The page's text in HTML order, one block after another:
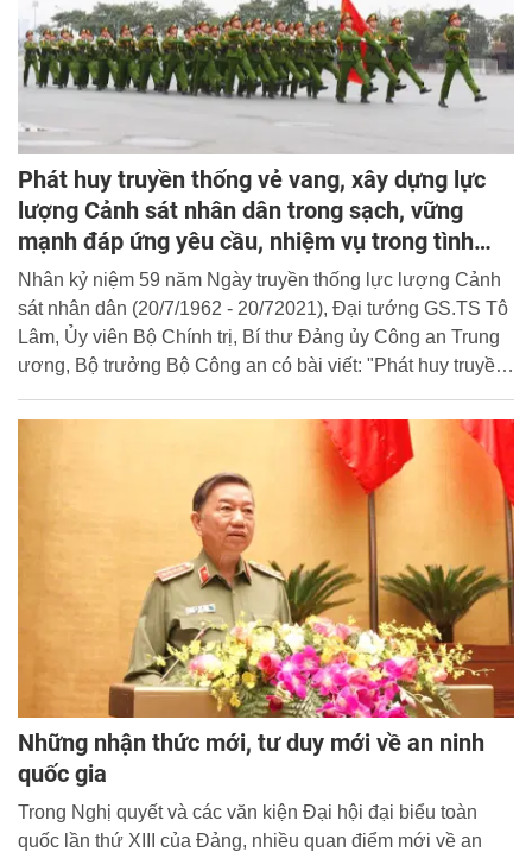
Phát huy truyền thống vẻ vang, xây dựng lực
lượng Cảnh sát nhân dân trong sạch, vững
mạnh đáp ứng yêu cầu, nhiệm vụ trong tình
hình mới
Nhân kỷ niệm 59 năm Ngày truyền thống lực lượng Cảnh
sát nhân dân (20/7/1962 - 20/72021), Đại tướng GS.TS Tô
Lâm, Ủy viên Bộ Chính trị, Bí thư Đảng ủy Công an Trung
ương, Bộ trưởng Bộ Công an có bài viết: "Phát huy truyền
trong sạch, vững mạnh đáp ứng yêu cầu, nhiệm vụ trong
tình hình mới". Cổng Thông tin điện tử Học viện CSND xin
trân trọng giới thiệu bài viết của đồng chí Bộ trưởng.
Những nhận thức mới, tư duy mới về an ninh
quốc gia
Trong Nghị quyết và các văn kiện Đại hội đại biểu toàn
quốc lần thứ XIII của Đảng, nhiều quan điểm mới về an